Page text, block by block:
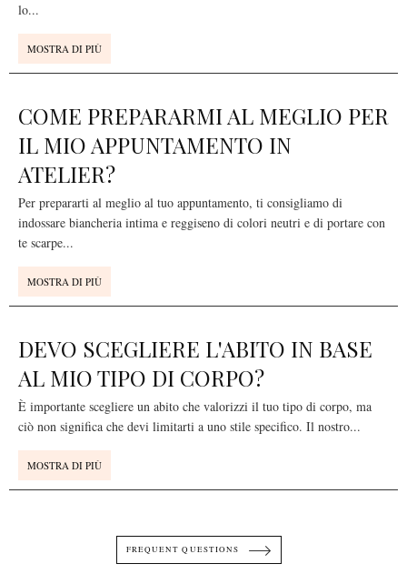
lo...
MOSTRA DI PIÙ
COME PREPARARMI AL MEGLIO PER
IL MIO APPUNTAMENTO IN
ATELIER?
Per prepararti al meglio al tuo appuntamento, ti consigliamo di
indossare biancheria intima e reggiseno di colori neutri e di portare con
te scarpe...
MOSTRA DI PIÙ
DEVO SCEGLIERE L'ABITO IN BASE
AL MIO TIPO DI CORPO?
È importante scegliere un abito che valorizzi il tuo tipo di corpo, ma
ciò non significa che devi limitarti a uno stile specifico. Il nostro...
MOSTRA DI PIÙ
FREQUENT QUESTIONS